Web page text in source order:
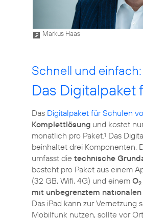
Markus Haas
Schnell und einfach:
Das Digitalpaket
Das Digitalpaket für Schulen
Komplettlösung und kostet
monatlich pro Paket.1 Das
beinhaltet drei Komponenten.
umfasst die technische
besteht pro Paket aus einem
(32 GB, Wifi, 4G) und einem O2
mit unbegrenztem
Das iPad kann zur Vernetzung
Mobilfunk nutzen, sollte vor